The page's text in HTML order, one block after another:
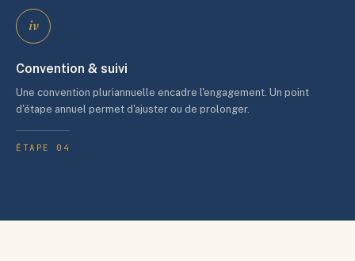
iv
Convention & suivi
Une convention pluriannuelle encadre l'engagement. Un point
d'étape annuel permet d'ajuster ou de prolonger.
ÉTAPE 04